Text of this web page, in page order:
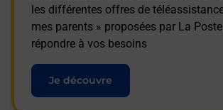
les différentes offres de
mes parents » proposées par La
répondre à vos besoins
Je découvre